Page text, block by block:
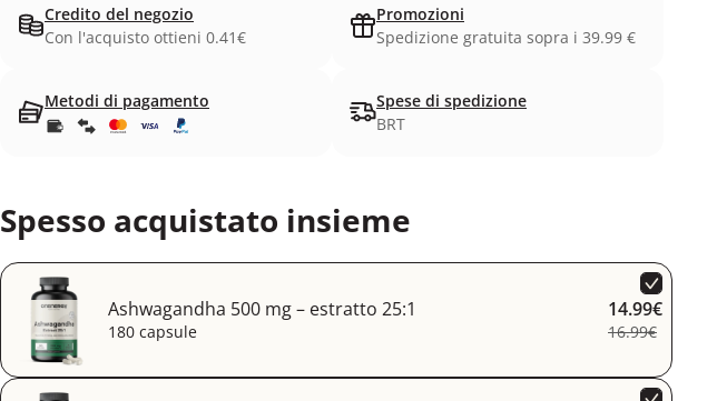
Credito del negozio
Con l'acquisto ottieni 0.41€
Promozioni
Spedizione gratuita sopra i 39.99 €
Metodi di pagamento
Spese di spedizione
BRT
Spesso acquistato insieme
Ashwagandha 500 mg – estratto 25:1
180 capsule
14.99€
16.99€